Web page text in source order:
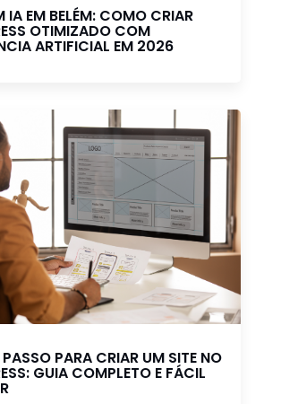
IA EM BELÉM: COMO CRIAR
OTIMIZADO COM
ARTIFICIAL EM 2026
PARA CRIAR UM SITE NO
GUIA COMPLETO E FÁCIL